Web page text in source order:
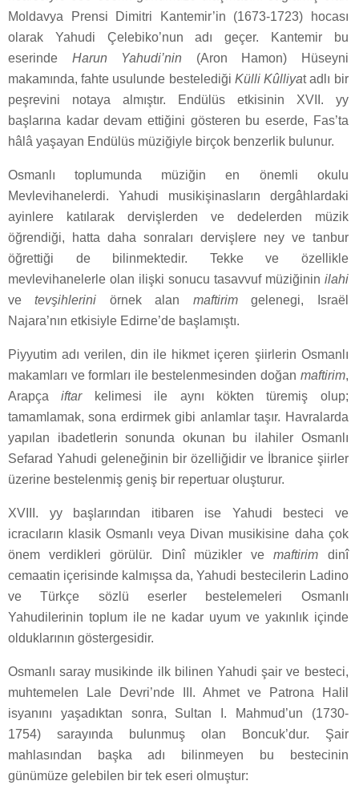
Moldavya Prensi Dimitri Kantemir’in (1673-1723) hocası
olarak Yahudi Çelebiko’nun adı geçer. Kantemir bu
eserinde Harun Yahudi’nin (Aron Hamon) Hüseyni
makamında, fahte usulunde bestelediği Külli Kûlliyat adlı bir
peşrevini notaya almıştır. Endülüs etkisinin XVII. yy
başlarına kadar devam ettiğini gösteren bu eserde, Fas’ta
hâlâ yaşayan Endülüs müziğiyle birçok benzerlik bulunur.
Osmanlı toplumunda müziğin en önemli okulu
Mevlevihanelerdi. Yahudi musikişinasların dergâhlardaki
ayinlere katılarak dervişlerden ve dedelerden müzik
öğrendiği, hatta daha sonraları dervişlere ney ve tanbur
öğrettiği de bilinmektedir. Tekke ve özellikle
mevlevihanelerle olan ilişki sonucu tasavvuf müziğinin ilahi
vetevşihlerini örnek alan maftirimgelenegi, Israël
Najara’nın etkisiyle Edirne’de başlamıştı.
Piyyutim adı verilen, din ile hikmet içeren şiirlerin Osmanlı
makamları ve formları ile bestelenmesinden doğan maftirim,
Arapçaiftarkelimesi ile aynı kökten türemiş olup;
tamamlamak, sona erdirmek gibi anlamlar taşır. Havralarda
yapılan ibadetlerin sonunda okunan bu ilahiler Osmanlı
Sefarad Yahudi geleneğinin bir özelliğidir ve İbranice şiirler
üzerine bestelenmiş geniş bir repertuar oluşturur.
XVIII. yy başlarından itibaren ise Yahudi besteci ve
icracıların klasik Osmanlı veya Divan musikisine daha çok
önem verdikleri görülür. Dinî müzikler vemaftirim dinî
cemaatin içerisinde kalmışsa da, Yahudi bestecilerin Ladino
ve Türkçe sözlü eserler bestelemeleri Osmanlı
Yahudilerinin toplum ile ne kadar uyum ve yakınlık içinde
olduklarının göstergesidir.
Osmanlı saray musikinde ilk bilinen Yahudi şair ve besteci,
muhtemelen Lale Devri’nde III. Ahmet ve Patrona Halil
isyanını yaşadıktan sonra, Sultan I. Mahmud’un (1730-
1754) sarayında bulunmuş olan Boncuk’dur. Şair
mahlasından başka adı bilinmeyen bu bestecinin
günümüze gelebilen bir tek eseri olmuştur: